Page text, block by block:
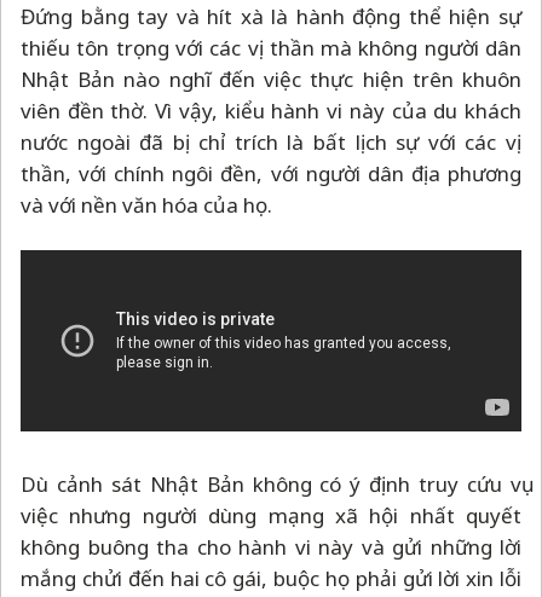
Đứng bằng tay và hít xà là hành động thể hiện sự
thiếu tôn trọng với các vị thần mà không người dân
Nhật Bản nào nghĩ đến việc thực hiện trên khuôn
viên đền thờ. Vì vậy, kiểu hành vi này của du khách
nước ngoài đã bị chỉ trích là bất lịch sự với các vị
thần, với chính ngôi đền, với người dân địa phương
và với nền văn hóa của họ.
Dù cảnh sát Nhật Bản không có ý định truy cứu vụ
việc nhưng người dùng mạng xã hội nhất quyết
không buông tha cho hành vi này và gửi những lời
mắng chửi đến hai cô gái, buộc họ phải gửi lời xin lỗi